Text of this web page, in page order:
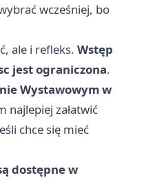
wcześniej, bo
ale i refleks. Wstęp
jest ograniczona.
Wystawowym w
najlepiej załatwić
chce się mieć
dostępne w